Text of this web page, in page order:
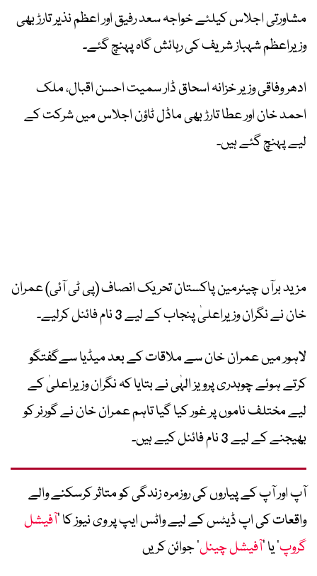
مشاورتی اجلاس کیلئے خواجہ سعد رفیق اور اعظم نذیر تارڑ بھی
وزیراعظم شہباز شریف کی رہائش گاہ پہنچ گئے۔
ادھر وفاقی وزیر خزانہ اسحاق ڈار سمیت احسن اقبال، ملک
احمد خان اور عطا تارڑ بھی ماڈل ٹاؤن اجلاس میں شرکت کے
لیے پہنچ گئے ہیں۔
مزید برآں چیئرمین پاکستان تحریک انصاف (پی ٹی آئی) عمران
خان نے نگران وزیراعلیٰ پنجاب کے لیے 3 نام فائنل کرلیے۔
لاہور میں عمران خان سے ملاقات کے بعد میڈیا سےگفتگو
کرتے ہوئے چوہدری پرویز الہٰی نے بتایا کہ نگران وزیراعلیٰ کے
لیے مختلف ناموں پر غور کیا گیا تاہم عمران خان نے گورنر کو
بھیجنے کے لیے 3 نام فائنل کیے ہیں۔
آپ اور آپ کے پیاروں کی روزمرہ زندگی کو متاثر کرسکنے والے
واقعات کی اپ ڈیٹس کے لیے واٹس ایپ پر وی نیوز کا ’آفیشل
گروپ‘ یا ’آفیشل چینل‘ جوائن کریں